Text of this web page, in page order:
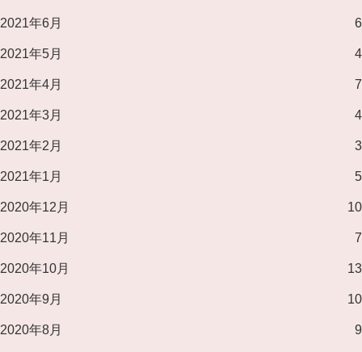
2021年6月 6
2021年5月 4
2021年4月 7
2021年3月 4
2021年2月 3
2021年1月 5
2020年12月 10
2020年11月 7
2020年10月 13
2020年9月 10
2020年8月 9